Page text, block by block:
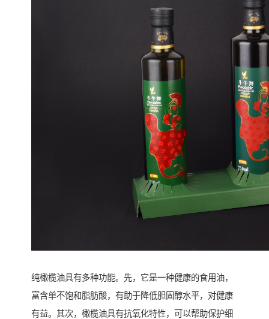
纯橄榄油具有多种功能。先，它是一种健康的食用油，
富含单不饱和脂肪酸，有助于降低胆固醇水平，对健康
有益。其次，橄榄油具有抗氧化特性，可以帮助保护细